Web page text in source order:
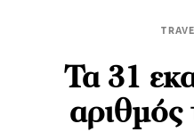
Τα 31
αριθμός